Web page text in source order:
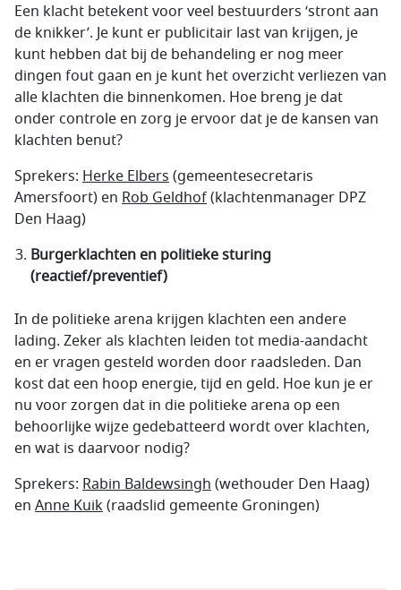
Een klacht betekent voor veel bestuurders ‘stront aan
de knikker’. Je kunt er publicitair last van krijgen, je
kunt hebben dat bij de behandeling er nog meer
dingen fout gaan en je kunt het overzicht verliezen van
alle klachten die binnenkomen. Hoe breng je dat
onder controle en zorg je ervoor dat je de kansen van
klachten benut?
Sprekers: Herke Elbers(gemeentesecretaris
Amersfoort) en Rob Geldhof(klachtenmanager DPZ
Den Haag)
Burgerklachten en politieke sturing
(reactief/preventief)
In de politieke arena krijgen klachten een andere
lading. Zeker als klachten leiden tot media-aandacht
en er vragen gesteld worden door raadsleden. Dan
kost dat een hoop energie, tijd en geld. Hoe kun je er
nu voor zorgen dat in die politieke arena op een
behoorlijke wijze gedebatteerd wordt over klachten,
en wat is daarvoor nodig?
Sprekers: Rabin Baldewsingh(wethouder Den Haag)
en Anne Kuik(raadslid gemeente Groningen)